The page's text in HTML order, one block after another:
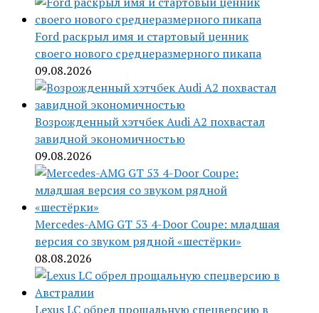
Ford раскрыл имя и стартовый ценник
своего нового среднеразмерного пикапа
09.08.2026
Возрожденный хэтчбек Audi A2 похвастал
завидной экономичностью
09.08.2026
Mercedes-AMG GT 53 4-Door Coupe: младшая
версия со звуком рядной «шестёрки»
08.08.2026
Lexus LC обрел прощальную спецверсию в